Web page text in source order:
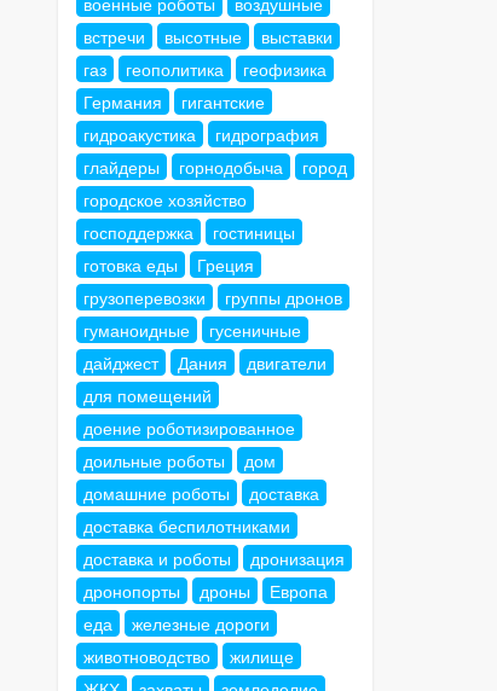
встречи
высотные
выставки
газ
геополитика
геофизика
Германия
гигантские
гидроакустика
гидрография
глайдеры
горнодобыча
город
городское хозяйство
господдержка
гостиницы
готовка еды
Греция
грузоперевозки
группы дронов
гуманоидные
гусеничные
дайджест
Дания
двигатели
для помещений
доение роботизированное
доильные роботы
дом
домашние роботы
доставка
доставка беспилотниками
доставка и роботы
дронизация
дронопорты
дроны
Европа
еда
железные дороги
животноводство
жилище